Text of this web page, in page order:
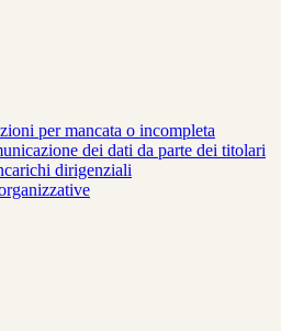
per mancata o incompleta
dei dati da parte dei titolari
dirigenziali